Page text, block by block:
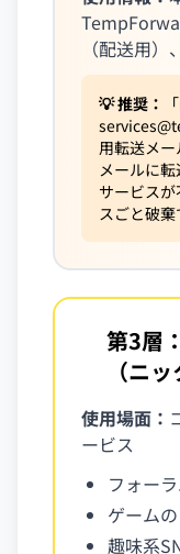
（配送用
💡 推奨： 「
用転送メ
メールに転
サービス
スごと破棄
第3層
（ニ
使用場面：
ービス
フォー
ゲーム
趣味系